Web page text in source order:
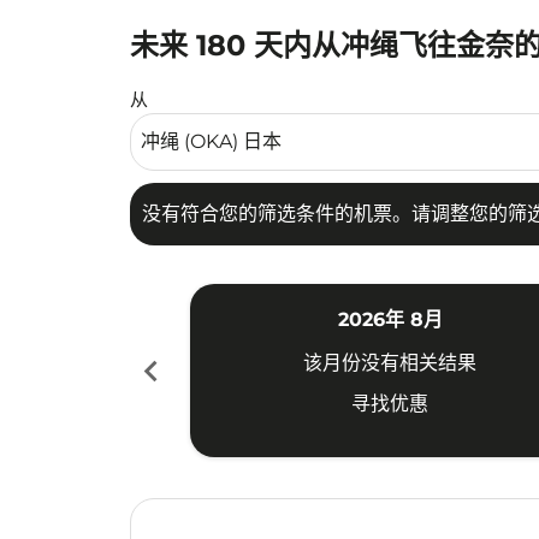
未来 180 天内从冲绳飞往金奈
从
没有符合您的筛选条件的机票。请调整您的筛
没有符合您的筛选条件的机票。请调整您的筛选
chevron_left
2026年 8月
该月份没有相关结果
寻找优惠